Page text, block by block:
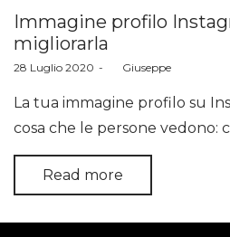
Immagine profilo
migliorarla
Posted
28 Luglio 2020 Giuseppe
La tua immagine profilo su
cosa che le persone vedono:
Read more